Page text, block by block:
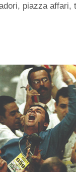
, piazza affari,